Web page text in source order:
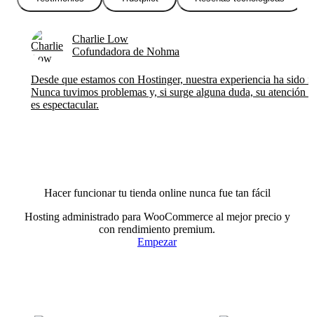
Charlie Low
Cofundadora de Nohma
Desde que estamos con Hostinger, nuestra experiencia ha sido
Nunca tuvimos problemas y, si surge alguna duda, su atención
es espectacular.
Hacer funcionar tu tienda online nunca fue tan fácil
Hosting administrado para WooCommerce al mejor precio y
con rendimiento premium.
Empezar